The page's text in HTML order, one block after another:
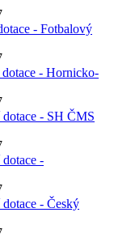
- Fotbalový
- Hornicko-
- SH ČMS
-
- Český